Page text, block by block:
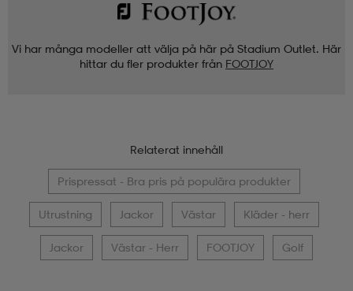
Vi har många modeller att välja på här på Stadium Outlet. Här
hittar du fler produkter från FOOTJOY
Relaterat innehåll
Prispressat - Bra pris på populära produkter
Utrustning Jackor Västar Kläder - herr
Jackor Västar - Herr FOOTJOY Golf